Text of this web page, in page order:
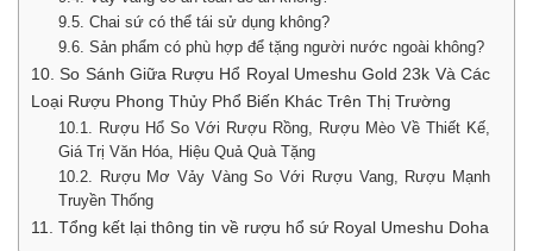
9.5. Chai sứ có thể tái sử dụng không?
9.6. Sản phẩm có phù hợp để tặng người nước ngoài không?
10. So Sánh Giữa Rượu Hổ Royal Umeshu Gold 23k Và Các
Loại Rượu Phong Thủy Phổ Biến Khác Trên Thị Trường
10.1. Rượu Hổ So Với Rượu Rồng, Rượu Mèo Về Thiết Kế,
Giá Trị Văn Hóa, Hiệu Quả Quà Tặng
10.2. Rượu Mơ Vảy Vàng So Với Rượu Vang, Rượu Mạnh
Truyền Thống
11. Tổng kết lại thông tin về rượu hổ sứ Royal Umeshu Doha